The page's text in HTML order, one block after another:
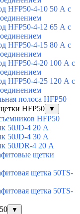
HFP50-4-10 50 А с
HFP50-4-12 65 А с
HFP50-4-15 80 А с
HFP50-4-20 100 А с
HFP50-4-25 120 А с
полоса HFP50
HFP50
▼
HFP50
50JD-4 20 А
50JD-4 30 А
50JDR-4 20 А
щетки
щетка 50TS-
щетка 50TS-
▼